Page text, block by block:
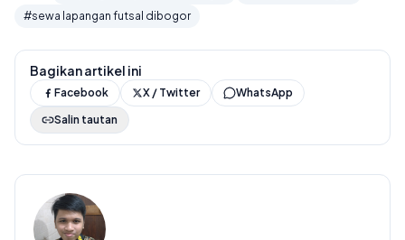
#sewa lapangan futsal dibogor
Bagikan artikel ini
Facebook X / Twitter
WhatsApp
Salin tautan